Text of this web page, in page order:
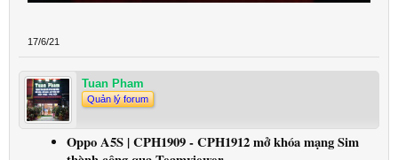
17/6/21
Tuan Pham
Quản lý forum
Oppo A5S | CPH1909 - CPH1912 mở khóa mạng Sim